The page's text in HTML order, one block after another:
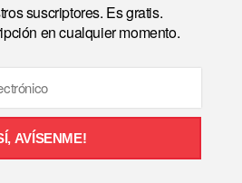
suscriptores. Es gratis.
en cualquier momento.
AVÍSENME!